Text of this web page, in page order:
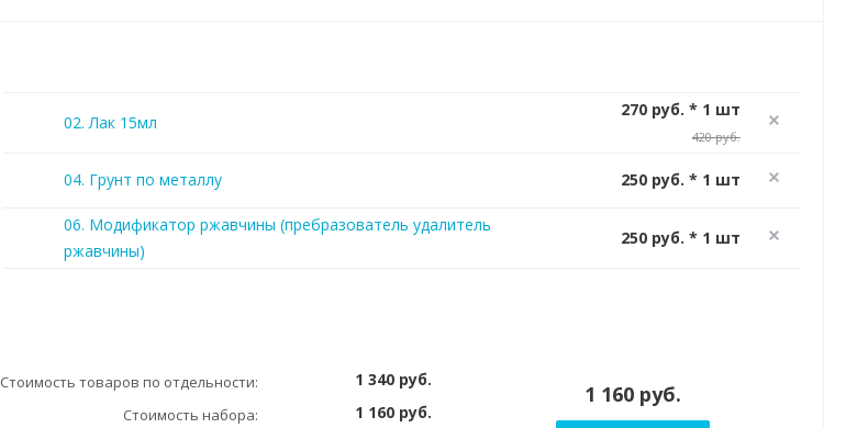
02. Лак 15мл
270 руб. * 1 шт
420 руб.
04. Грунт по металлу 250 руб. * 1 шт
06. Модификатор ржавчины (пребразователь удалитель
ржавчины)
250 руб. * 1 шт
Стоимость товаров по отдельности: 1 340 руб.
Стоимость набора: 1 160 руб.
1 160 руб.